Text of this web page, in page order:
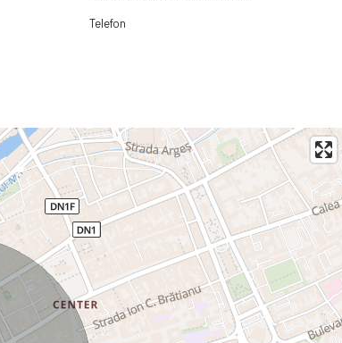
Telefon